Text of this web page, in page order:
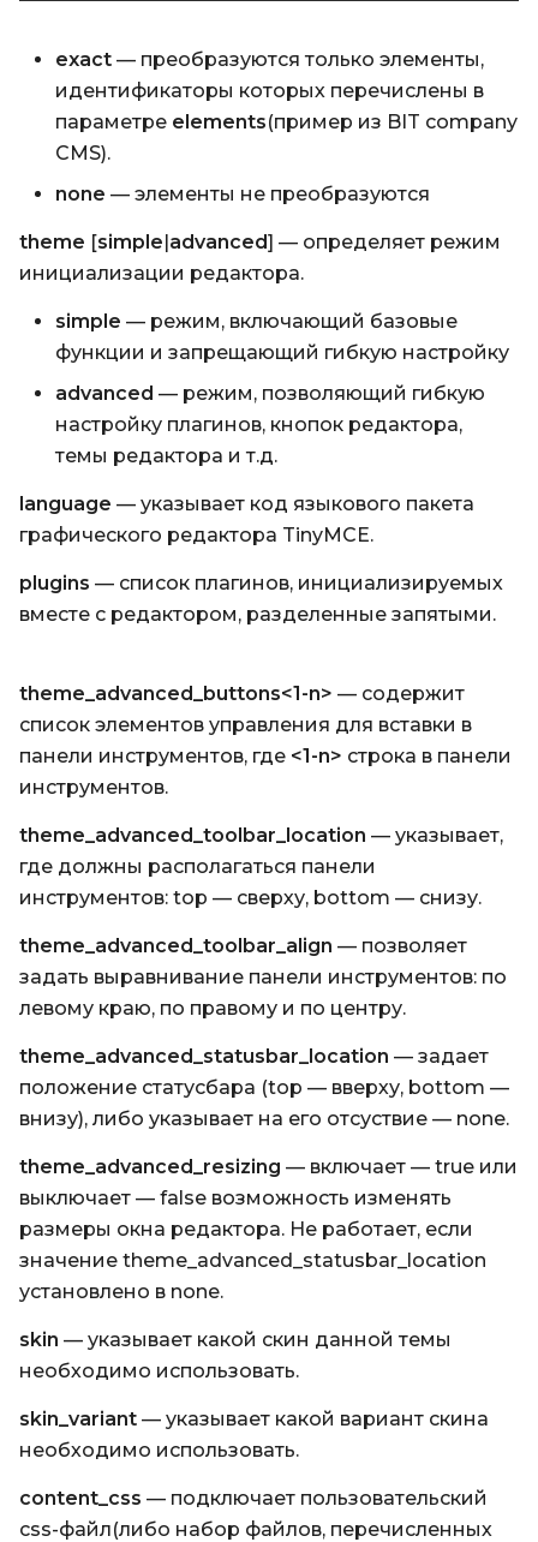
exact — преобразуются только элементы,
идентификаторы которых перечислены в
параметре elements(пример из BIT company
CMS).
none — элементы не преобразуются
theme [simple|advanced] — определяет режим
инициализации редактора.
simple — режим, включающий базовые
функции и запрещающий гибкую настройку
advanced — режим, позволяющий гибкую
настройку плагинов, кнопок редактора,
темы редактора и т.д.
language — указывает код языкового пакета
графического редактора TinyMCE.
plugins — список плагинов, инициализируемых
вместе с редактором, разделенные запятыми.
theme_advanced_buttons<1-n> — содержит
список элементов управления для вставки в
панели инструментов, где <1-n> строка в панели
инструментов.
theme_advanced_toolbar_location — указывает,
где должны располагаться панели
инструментов: top — сверху, bottom — снизу.
theme_advanced_toolbar_align — позволяет
задать выравнивание панели инструментов: по
левому краю, по правому и по центру.
theme_advanced_statusbar_location — задает
положение статусбара (top — вверху, bottom —
внизу), либо указывает на его отсуствие — none.
theme_advanced_resizing — включает — true или
выключает — false возможность изменять
размеры окна редактора. Не работает, если
значение theme_advanced_statusbar_location
установлено в none.
skin — указывает какой скин данной темы
необходимо использовать.
skin_variant — указывает какой вариант скина
необходимо использовать.
content_css — подключает пользовательский
css-файл(либо набор файлов, перечисленных